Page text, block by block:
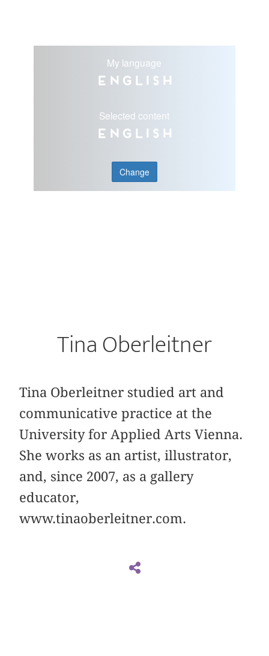
My language
English
Selected content
English
Change
Tina Oberleitner
Tina Oberleitner studied art and
communicative practice at the
University for Applied Arts Vienna.
She works as an artist, illustrator,
and, since 2007, as a gallery
educator,
www.tinaoberleitner.com.